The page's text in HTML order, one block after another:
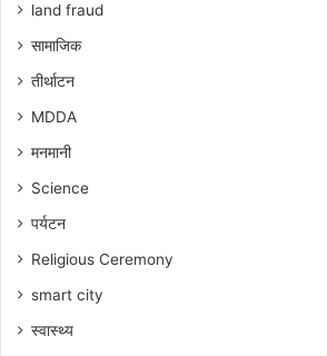
land fraud
सामाजिक
तीर्थाटन
MDDA
मनमानी
Science
पर्यटन
Religious Ceremony
smart city
स्वास्थ्य